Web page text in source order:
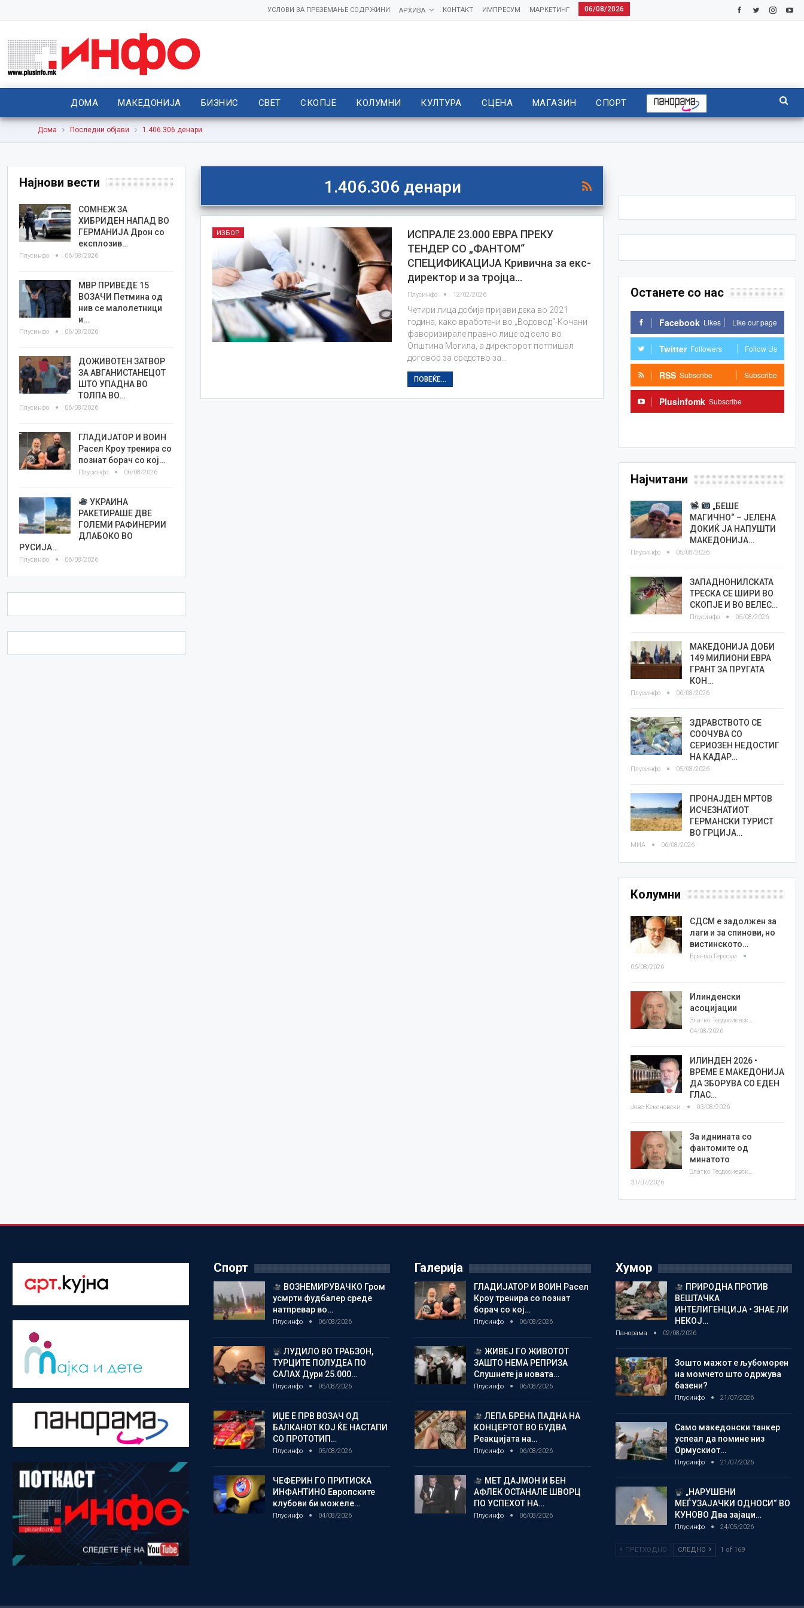
06/08/2026
МАРКЕТИНГ
ИМПРЕСУМ
КОНТАКТ
АРХИВА
УСЛОВИ ЗА ПРЕЗЕМАЊЕ СОДРЖИНИ
ДОМА МАКЕДОНИЈА БИЗНИС СВЕТ СКОПЈЕ КОЛУМНИ КУЛТУРА СЦЕНА МАГАЗИН СПОРТ
Дома Последни објави 1.406.306 денари
1.406.306 денари
ИЗБОР
ИСПРАЛЕ 23.000 ЕВРА ПРЕКУ
ТЕНДЕР СО „ФАНТОМ“
СПЕЦИФИКАЦИЈА Кривична за екс-
директор и за тројца…
Плусинфо 12/02/2026
Четири лица добија пријави дека во 2021
година, како вработени во „Водовод“-Кочани
фаворизирале правно лице од село во
Општина Могила, а директорот потпишал
договор за средство за…
ПОВЕЌЕ...
Останете со нас
Facebook Likes Like our page
Twitter Followers Follow Us
RSS Subscribe Subscribe
Plusinfomk Subscribe
Најчитани
„БЕШЕ
МАГИЧНО“ – ЈЕЛЕНА
ДОКИЌ ЈА НАПУШТИ
МАКЕДОНИЈА…
Плусинфо 05/08/2026
ЗАПАДНОНИЛСКАТА
ТРЕСКА СЕ ШИРИ ВО
СКОПЈЕ И ВО ВЕЛЕС…
Плусинфо 05/08/2026
МАКЕДОНИЈА ДОБИ
149 МИЛИОНИ ЕВРА
ГРАНТ ЗА ПРУГАТА
КОН…
Плусинфо 06/08/2026
ЗДРАВСТВОТО СЕ
СООЧУВА СО
СЕРИОЗЕН НЕДОСТИГ
НА КАДАР…
Плусинфо 05/08/2026
ПРОНАЈДЕН МРТОВ
ИСЧЕЗНАТИОТ
ГЕРМАНСКИ ТУРИСТ
ВО ГРЦИЈА…
МИА 06/08/2026
Колумни
СДСМ е задолжен за
лаги и за спинови, но
вистинското…
Бранко Героски
06/08/2026
Илинденски
асоцијации
Златко Теодосиевски
04/08/2026
ИЛИНДЕН 2026 •
ВРЕМЕ Е МАКЕДОНИЈА
ДА ЗБОРУВА СО ЕДЕН
ГЛАС…
Јове Кекеновски 03/08/2026
За иднината со
фантомите од
минатото
Златко Теодосиевски
31/07/2026
Најнови вести
СОМНЕЖ ЗА
ХИБРИДЕН НАПАД ВО
ГЕРМАНИЈА Дрон со
експлозив…
Плусинфо 06/08/2026
МВР ПРИВЕДЕ 15
ВОЗАЧИ Петмина од
нив се малолетници
и…
Плусинфо 06/08/2026
ДОЖИВОТЕН ЗАТВОР
ЗА АВГАНИСТАНЕЦОТ
ШТО УПАДНА ВО
ТОЛПА ВО…
Плусинфо 06/08/2026
ГЛАДИЈАТОР И ВОИН
Расел Кроу тренира со
познат борач со кој…
Плусинфо 06/08/2026
УКРАИНА
РАКЕТИРАШЕ ДВЕ
ГОЛЕМИ РАФИНЕРИИ
ДЛАБОКО ВО
РУСИЈА…
Плусинфо 06/08/2026
Спорт
ВОЗНЕМИРУВАЧКО Гром
усмрти фудбалер среде
натпревар во…
Плусинфо 06/08/2026
ЛУДИЛО ВО ТРАБЗОН,
ТУРЦИТЕ ПОЛУДЕА ПО
САЛАХ Дури 25.000…
Плусинфо 05/08/2026
ИЏЕ Е ПРВ ВОЗАЧ ОД
БАЛКАНОТ КОЈ ЌЕ НАСТАПИ
СО ПРОТОТИП…
Плусинфо 05/08/2026
ЧЕФЕРИН ГО ПРИТИСКА
ИНФАНТИНО Европските
клубови би можеле…
Плусинфо 04/08/2026
Галерија
ГЛАДИЈАТОР И ВОИН Расел
Кроу тренира со познат
борач со кој…
Плусинфо 06/08/2026
ЖИВЕЈ ГО ЖИВОТОТ
ЗАШТО НЕМА РЕПРИЗА
Слушнете ја новата…
Плусинфо 06/08/2026
ЛЕПА БРЕНА ПАДНА НА
КОНЦЕРТОТ ВО БУДВА
Реакцијата на…
Плусинфо 06/08/2026
МЕТ ДАЈМОН И БЕН
АФЛЕК ОСТАНАЛЕ ШВОРЦ
ПО УСПЕХОТ НА…
Плусинфо 06/08/2026
Хумор
ПРИРОДНА ПРОТИВ
ВЕШТАЧКА
ИНТЕЛИГЕНЦИЈА • ЗНАЕ ЛИ
НЕКОЈ…
Панорама 02/08/2026
Зошто мажот е љубоморен
на момчето што одржува
базени?
Плусинфо 21/07/2026
Само македонски танкер
успеал да помине низ
Ормускиот…
Плусинфо 21/07/2026
„НАРУШЕНИ
МЕЃУЗАЈАЧКИ ОДНОСИ“ ВО
КУНОВО Два зајаци…
Плусинфо 24/05/2026
ПРЕТХОДНО СЛЕДНО 1 of 169